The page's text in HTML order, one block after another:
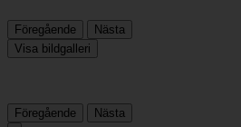
Föregående
Nästa
Visa bildgalleri
Föregående Nästa